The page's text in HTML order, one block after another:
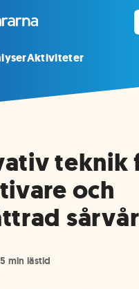
Aktiviteter
teknik
och
5 min lästid